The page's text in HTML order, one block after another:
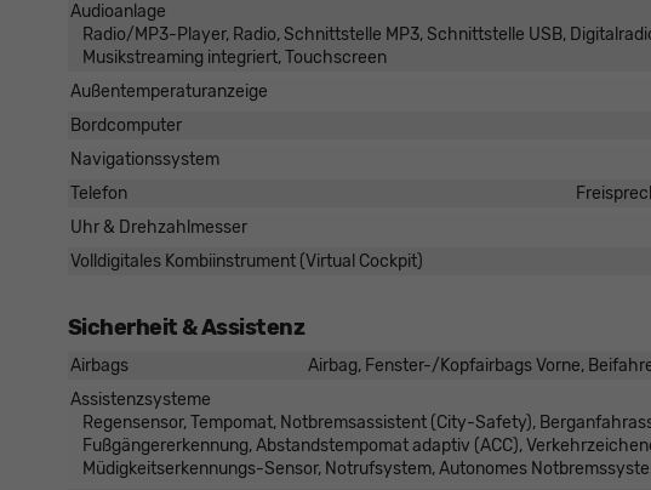
Audioanlage
Radio/MP3-Player, Radio, Schnittstelle MP3, Schnittstelle USB,
Musikstreaming integriert, Touchscreen
Außentemperaturanzeige
Bordcomputer
Navigationssystem
Telefon
Uhr & Drehzahlmesser
Volldigitales Kombiinstrument (Virtual Cockpit)
Sicherheit & Assistenz
Airbags
Airbag, Fenster-/Kopfairbags Vorne,
Assistenzsysteme
Regensensor, Tempomat, Notbremsassistent (City-Safety),
Fußgängererkennung, Abstandstempomat adaptiv (ACC),
Müdigkeitserkennungs-Sensor, Notrufsystem, Autonomes